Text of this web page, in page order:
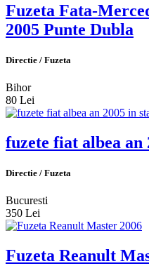
Fuzeta Fata-
2005 Punte Dubla
Directie / Fuzeta
Bihor
80 Lei
fuzete fiat albea an
Directie / Fuzeta
Bucuresti
350 Lei
Fuzeta Reanult